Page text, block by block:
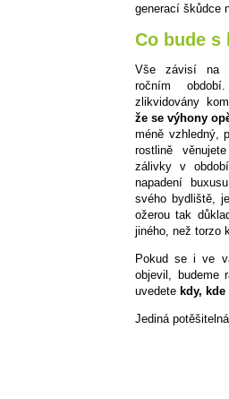
generací škůdce
Co bude s
Vše závisí na
ročním
zlikvidovány
že se výhony
méně vzhledný,
rostlině
zálivky v
napadení
svého bydliště,
ožerou tak
jiného, než torzo
Pokud se i ve
objevil, budeme
uvedete kdy,
Jediná